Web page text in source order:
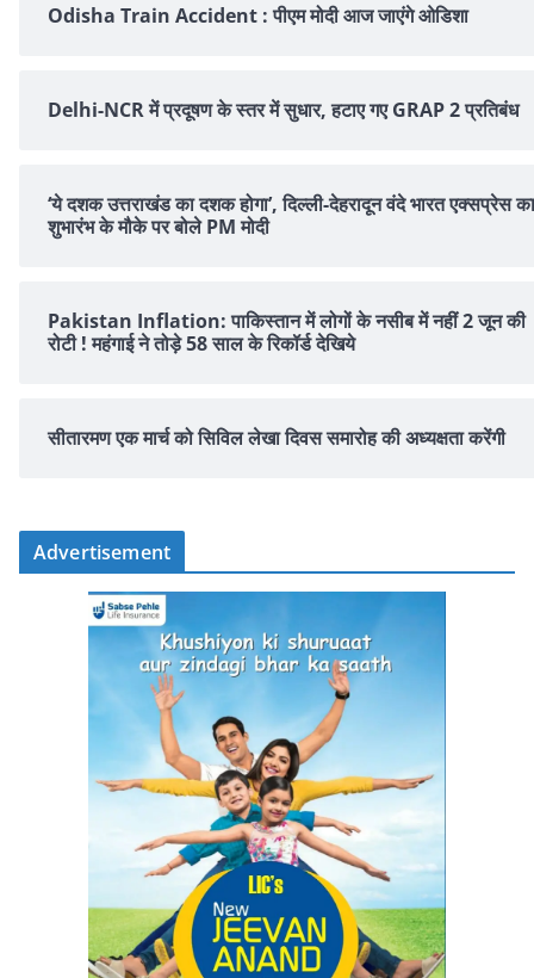
Odisha Train Accident : पीएम मोदी आज जाएंगे ओडिशा
Delhi-NCR में प्रदूषण के स्तर में सुधार, हटाए गए GRAP 2 प्रतिबंध
‘ये दशक उत्तराखंड का दशक होगा’, दिल्ली-देहरादून वंदे भारत एक्सप्रेस का
शुभारंभ के मौके पर बोले PM मोदी
Pakistan Inflation: पाकिस्तान में लोगों के नसीब में नहीं 2 जून की
रोटी ! महंगाई ने तोड़े 58 साल के रिकॉर्ड देखिये
सीतारमण एक मार्च को सिविल लेखा दिवस समारोह की अध्यक्षता करेंगी
Advertisement